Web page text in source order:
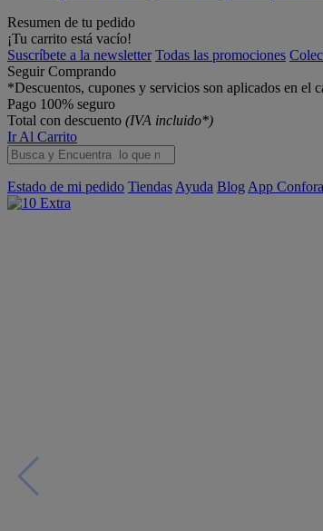
Resumen de tu pedido
¡Tu carrito está vacío!
Suscríbete a la newsletter Todas las promociones
Seguir Comprando
*Descuentos, cupones y servicios son aplicados en el
Pago 100% seguro
Total con descuento (IVA incluido*)
Ir Al Carrito
Estado de mi pedido Tiendas Ayuda Blog App